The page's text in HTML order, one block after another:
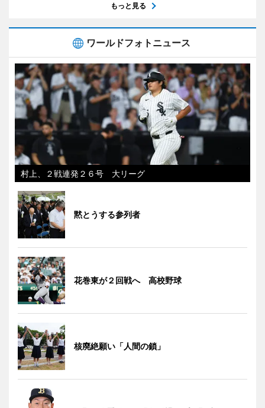
もっと見る
ワールドフォトニュース
村上、２戦連発２６号 大リーグ
黙とうする参列者
花巻東が２回戦へ 高校野球
核廃絶願い「人間の鎖」